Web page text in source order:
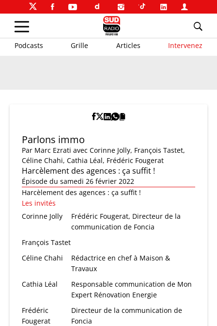
Podcasts Grille Articles Intervenez
Parlons immo
Par Marc Ezrati avec Corinne Jolly, François Tastet,
Céline Chahi, Cathia Léal, Frédéric Fougerat
Harcèlement des agences : ça suffit !
Épisode du samedi 26 février 2022
Harcèlement des agences : ça suffit !
Les invités
Corinne Jolly
Frédéric Fougerat, Directeur de la
communication de Foncia
François Tastet
Céline Chahi
Rédactrice en chef à Maison &
Travaux
Cathia Léal
Responsable communication de Mon
Expert Rénovation Energie
Frédéric
Fougerat
Directeur de la communication de
Foncia